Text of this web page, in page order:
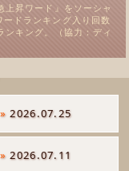
昇ワード』をソーシャ
ドランキング入り回数
キング。（協力：ディ
» 2026.07.25
» 2026.07.11